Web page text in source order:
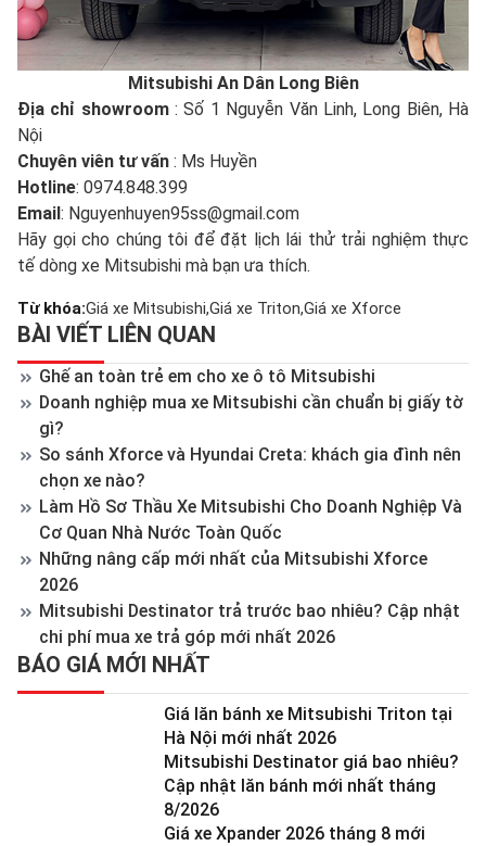
Mitsubishi An Dân Long Biên
Địa chỉ showroom: Số 1 Nguyễn Văn Linh, Long Biên, Hà
Nội
Chuyên viên tư vấn : Ms Huyền
Hotline: 0974.848.399
Email : Nguyenhuyen95ss@gmail.com
Hãy gọi cho chúng tôi để đặt lịch lái thử trải nghiệm thực
tế dòng xe Mitsubishi mà bạn ưa thích.
Từ khóa:Giá xe Mitsubishi Giá xe Triton Giá xe Xforce
BÀI VIẾT LIÊN QUAN
Ghế an toàn trẻ em cho xe ô tô Mitsubishi
Doanh nghiệp mua xe Mitsubishi cần chuẩn bị giấy tờ
gì?
So sánh Xforce và Hyundai Creta: khách gia đình nên
chọn xe nào?
Làm Hồ Sơ Thầu Xe Mitsubishi Cho Doanh Nghiệp Và
Cơ Quan Nhà Nước Toàn Quốc
Những nâng cấp mới nhất của Mitsubishi Xforce
2026
Mitsubishi Destinator trả trước bao nhiêu? Cập nhật
chi phí mua xe trả góp mới nhất 2026
BÁO GIÁ MỚI NHẤT
Giá lăn bánh xe Mitsubishi Triton tại
Hà Nội mới nhất 2026
Mitsubishi Destinator giá bao nhiêu?
Cập nhật lăn bánh mới nhất tháng
8/2026
Giá xe Xpander 2026 tháng 8 mới